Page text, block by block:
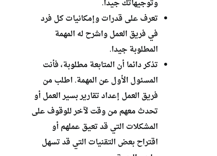
وتوجيهاتك جيدا.
تعرف على قدرات وإمكانيات كل فرد
في فريق العمل واشرح له المهمة
المطلوبة جيدا.
تذكر دائما أن المتابعة مطلوبة، فأنت
المسئول الأول عن المهمة. اطلب من
فريق العمل إعداد تقارير بسير العمل أو
تحدث معهم من وقت لآخر للوقوف على
المشكلات التي قد تعيق عملهم أو
اقتراح بعض التقنيات التي قد تسهل